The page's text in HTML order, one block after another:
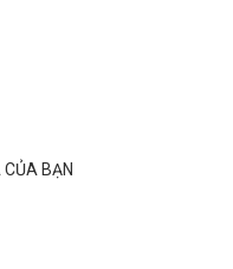
BẠN